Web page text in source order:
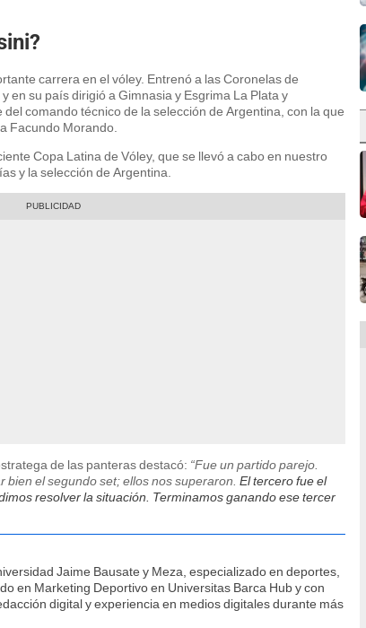
carrera en el vóley. Entrenó a las Coronelas de
en su país dirigió a Gimnasia y Esgrima La Plata y
comando técnico de la selección de Argentina, con la que
Facundo Morando.
Copa Latina de Vóley, que se llevó a cabo en nuestro
y la selección de Argentina.
de las panteras destacó: “Fue un partido parejo.
el segundo set; ellos nos superaron. El tercero fue el
resolver la situación. Terminamos ganando ese tercer
Jaime Bausate y Meza, especializado en deportes,
en Marketing Deportivo en Universitas Barca Hub y con
digital y experiencia en medios digitales durante más